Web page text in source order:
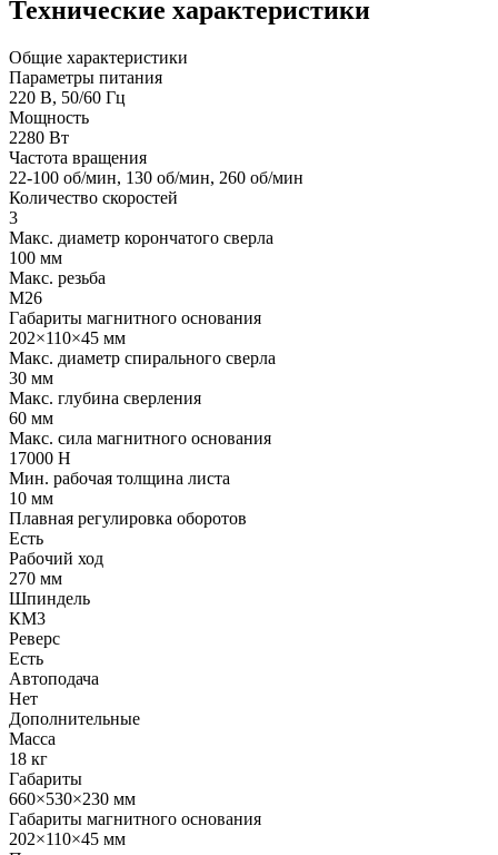
Технические характеристики
Общие характеристики
Параметры питания
220 В, 50/60 Гц
Мощность
2280 Вт
Частота вращения
22-100 об/мин, 130 об/мин, 260 об/мин
Количество скоростей
3
Макс. диаметр корончатого сверла
100 мм
Макс. резьба
М26
Габариты магнитного основания
202×110×45 мм
Макс. диаметр спирального сверла
30 мм
Макс. глубина сверления
60 мм
Макс. сила магнитного основания
17000 Н
Мин. рабочая толщина листа
10 мм
Плавная регулировка оборотов
Есть
Рабочий ход
270 мм
Шпиндель
КМ3
Реверс
Есть
Автоподача
Нет
Дополнительные
Масса
18 кг
Габариты
660×530×230 мм
Габариты магнитного основания
202×110×45 мм